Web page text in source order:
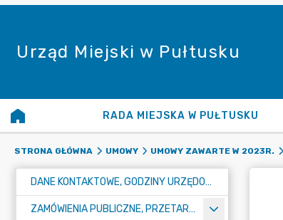
Urząd Miejski w Pułtusku
RADA MIEJSKA W PUŁTUSKU
STRONA GŁÓWNA UMOWY UMOWY ZAWARTE W 2023R.
DANE KONTAKTOWE, GODZINY URZĘDOWANIA I NUMER KONTA BANKOWEGO
ZAMÓWIENIA PUBLICZNE, PRZETARGI, KONKURSY